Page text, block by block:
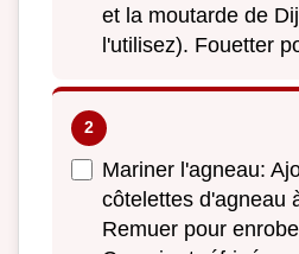
et la moutarde de
l'utilisez). Fouetter
Mariner l'agneau:
côtelettes d'agneau
Remuer pour